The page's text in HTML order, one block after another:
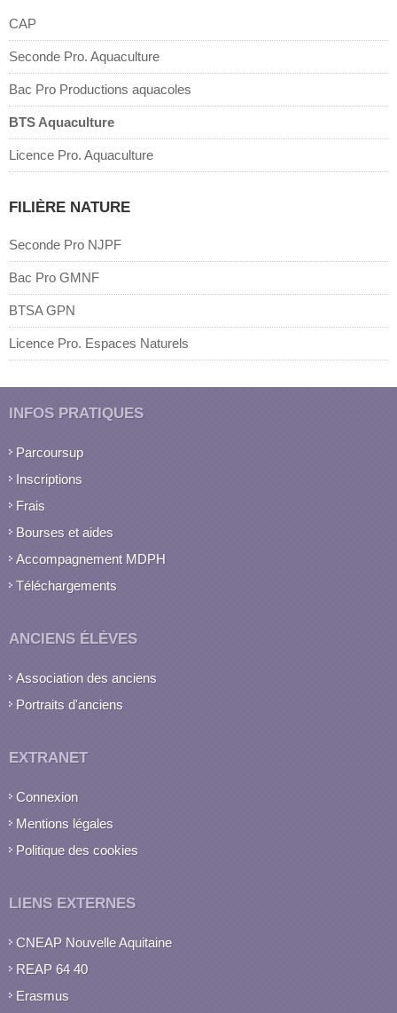
CAP
Seconde Pro. Aquaculture
Bac Pro Productions aquacoles
BTS Aquaculture
Licence Pro. Aquaculture
FILIÈRE NATURE
Seconde Pro NJPF
Bac Pro GMNF
BTSA GPN
Licence Pro. Espaces Naturels
INFOS PRATIQUES
Parcoursup
Inscriptions
Frais
Bourses et aides
Accompagnement MDPH
Téléchargements
ANCIENS ÉLÈVES
Association des anciens
Portraits d'anciens
EXTRANET
Connexion
Mentions légales
Politique des cookies
LIENS EXTERNES
CNEAP Nouvelle Aquitaine
REAP 64 40
Erasmus